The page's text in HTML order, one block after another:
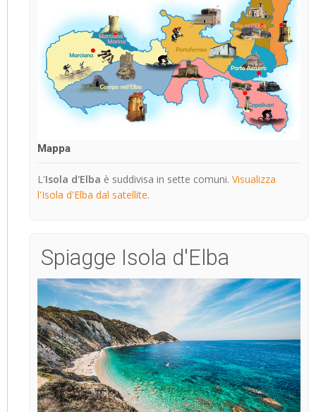
Mappa
L'Isola d'Elba è suddivisa in sette comuni. Visualizza
l'Isola d'Elba dal satellite.
Spiagge Isola d'Elba